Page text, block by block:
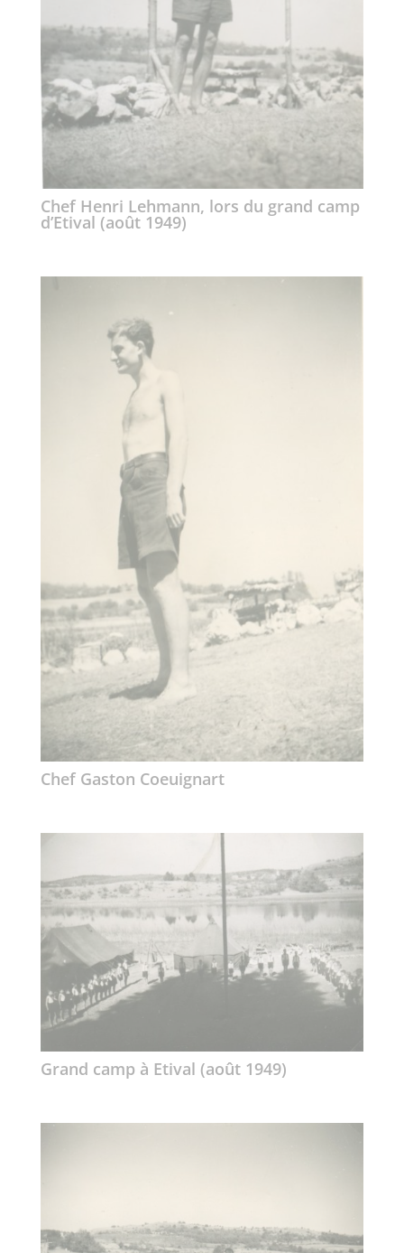
Chef Henri Lehmann, lors du grand camp
d’Etival (août 1949)
Chef Gaston Coeuignart
Grand camp à Etival (août 1949)